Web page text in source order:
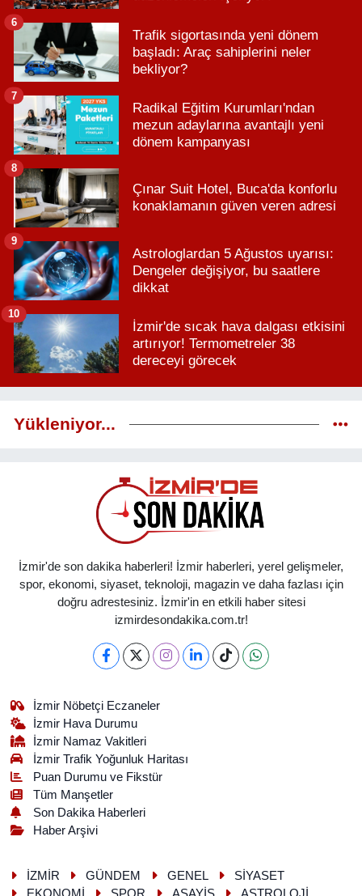
Trafik sigortasında yeni dönem
başladı: Araç sahiplerini neler
bekliyor?
6
Radikal Eğitim Kurumları'ndan
mezun adaylarına avantajlı yeni
dönem kampanyası
7
Çınar Suit Hotel, Buca'da konforlu
konaklamanın güven veren adresi
8
Astrologlardan 5 Ağustos uyarısı:
Dengeler değişiyor, bu saatlere
dikkat
9
İzmir'de sıcak hava dalgası etkisini
artırıyor! Termometreler 38
dereceyi görecek
10
Yükleniyor...
İzmir'de son dakika haberleri! İzmir haberleri, yerel gelişmeler,
spor, ekonomi, siyaset, teknoloji, magazin ve daha fazlası için
doğru adrestesiniz. İzmir'in en etkili haber sitesi
izmirdesondakika.com.tr!
İzmir Nöbetçi Eczaneler
İzmir Hava Durumu
İzmir Namaz Vakitleri
İzmir Trafik Yoğunluk Haritası
Puan Durumu ve Fikstür
Tüm Manşetler
Son Dakika Haberleri
Haber Arşivi
İZMİR GÜNDEM GENEL
SİYASET